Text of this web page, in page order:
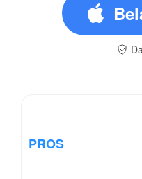
PROS